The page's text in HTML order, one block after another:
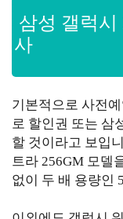
삼성 갤럭시
사
기본적으로 사전
로 할인권 또는 삼
할 것이라고 보입
트라 256GM 모델
없이 두 배 용량인